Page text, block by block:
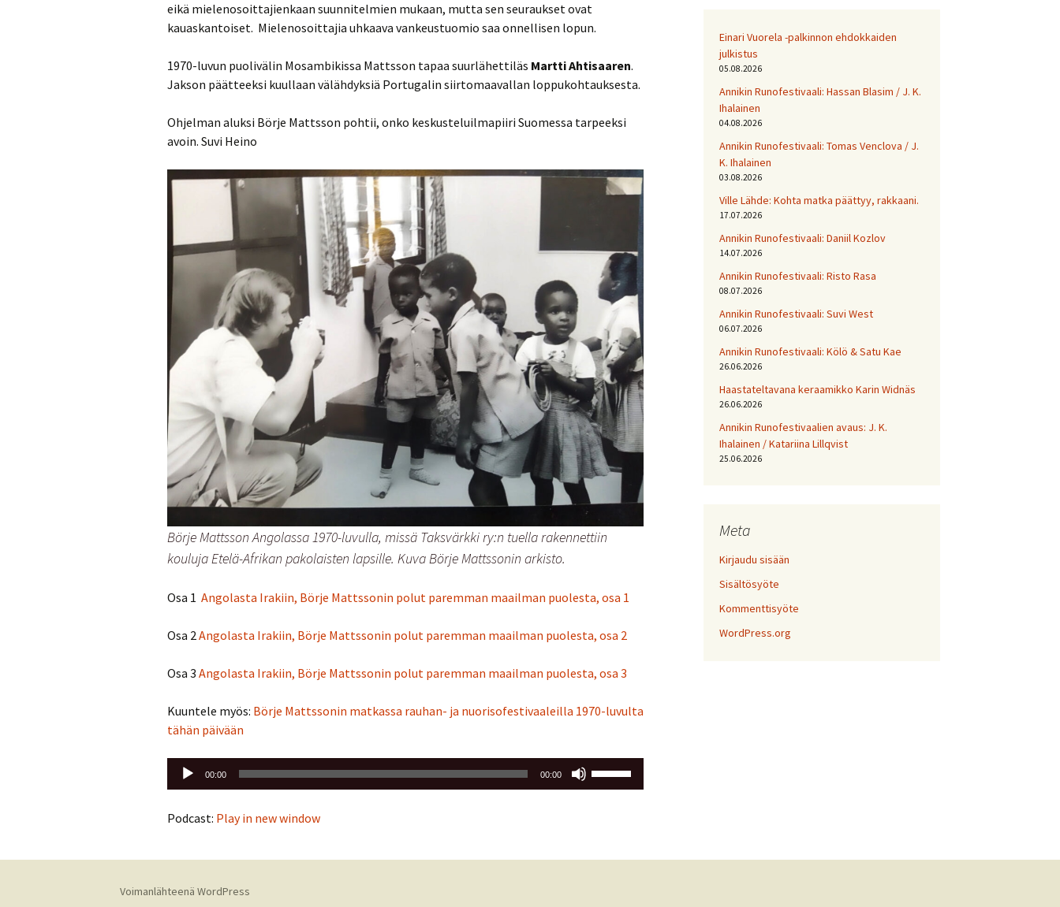
eikä mielenosoittajienkaan suunnitelmien mukaan, mutta sen seuraukset ovat
kauaskantoiset. Mielenosoittajia uhkaava vankeustuomio saa onnellisen lopun.
1970-luvun puolivälin Mosambikissa Mattsson tapaa suurlähettiläs Martti Ahtisaaren.
Jakson päätteeksi kuullaan välähdyksiä Portugalin siirtomaavallan loppukohtauksesta.
Ohjelman aluksi Börje Mattsson pohtii, onko keskusteluilmapiiri Suomessa tarpeeksi
avoin. Suvi Heino
Börje Mattsson Angolassa 1970-luvulla, missä Taksvärkki ry:n tuella rakennettiin
kouluja Etelä-Afrikan pakolaisten lapsille. Kuva Börje Mattssonin arkisto.
Osa 1 Angolasta Irakiin, Börje Mattssonin polut paremman maailman puolesta, osa 1
Osa 2Angolasta Irakiin, Börje Mattssonin polut paremman maailman puolesta, osa 2
Osa 3 Angolasta Irakiin, Börje Mattssonin polut paremman maailman puolesta, osa 3
Kuuntele myös: Börje Mattssonin matkassa rauhan- ja nuorisofestivaaleilla 1970-luvulta
tähän päivään
Äänitoistin
00:00 00:00
äänenvoimakkuutta
Podcast: Play in new window
Einari Vuorela -palkinnon ehdokkaiden
julkistus
05.08.2026
Annikin Runofestivaali: Has­san Bla­sim / J. K.
Ihalainen
04.08.2026
Annikin Runofestivaali: Tomas Venclova / J.
K. Ihalainen
03.08.2026
Ville Lähde: Kohta matka päättyy, rakkaani.
17.07.2026
Annikin Runofestivaali: Daniil Kozlov
14.07.2026
Annikin Runofestivaali: Risto Rasa
08.07.2026
Annikin Runofestivaali: Suvi West
06.07.2026
Annikin Runofestivaali: Kölö & Satu Kae
26.06.2026
Haastateltavana keraamikko Karin Widnäs
26.06.2026
Annikin Runofestivaalien avaus: J. K.
Ihalainen / Katariina Lillqvist
25.06.2026
Meta
Kirjaudu sisään
Sisältösyöte
Kommenttisyöte
WordPress.org
Voimanlähteenä WordPress